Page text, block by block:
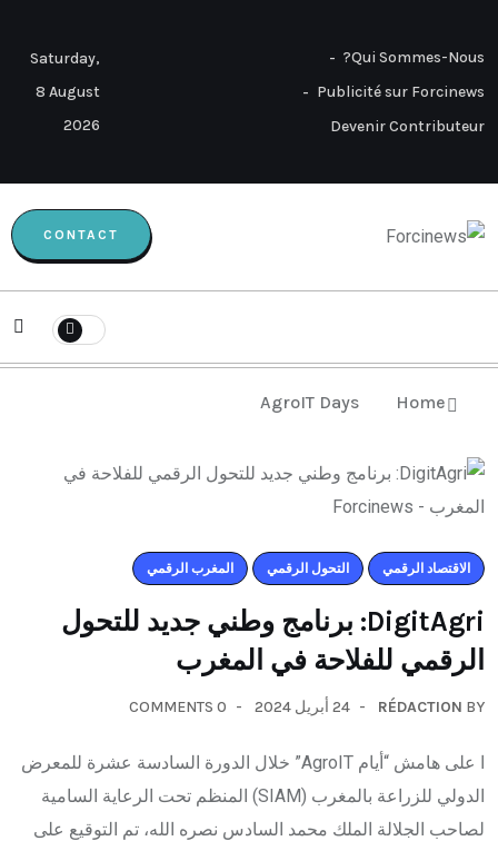
Qui Sommes-Nous?
Publicité sur Forcinews
Devenir Contributeur
Saturday,
8 August
2026
CONTACT
Home
AgroIT Days
اﻻقتصاد الرقمي التحول الرقمي المغرب الرقمي
DigitAgri: برنامج وطني جديد للتحول
الرقمي للفلاحة في المغرب
BY
RÉDACTION 24 أبريل 2024 0 COMMENTS
ا على هامش “أيام AgroIT” خلال الدورة السادسة عشرة للمعرض
الدولي للزراعة بالمغرب (SIAM) المنظم تحت الرعاية السامية
لصاحب الجلالة الملك محمد السادس نصره الله، تم التوقيع على